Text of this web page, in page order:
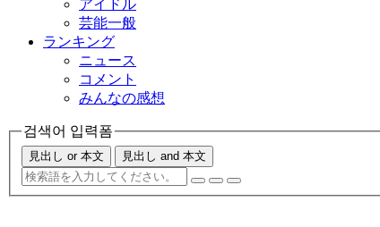
アイドル
芸能一般
ランキング
ニュース
コメント
みんなの感想
검색어 입력폼
見出し or 本文 見出し and 本文